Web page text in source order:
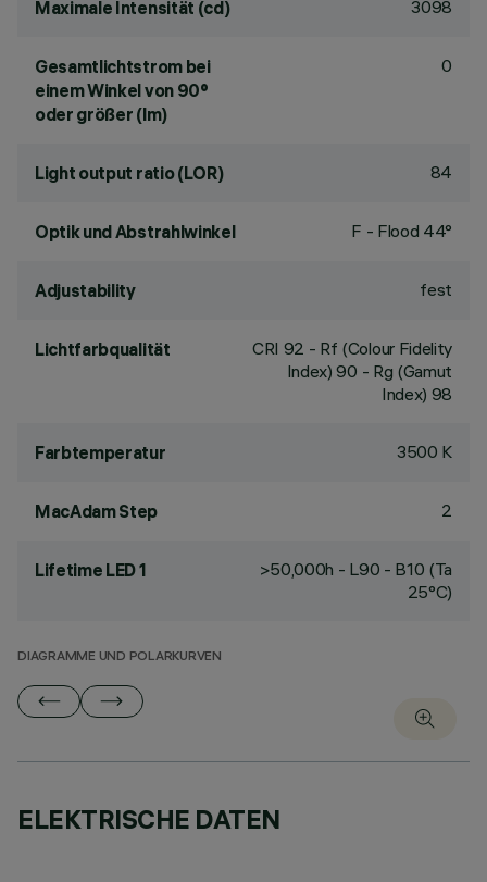
Maximale Intensität (cd) 3098
Gesamtlichtstrom bei
einem Winkel von 90°
oder größer (lm)
0
Light output ratio (LOR) 84
Optik und Abstrahlwinkel F - Flood 44°
Adjustability fest
Lichtfarbqualität CRI 92 - Rf (Colour Fidelity
Index) 90 - Rg (Gamut
Index) 98
Farbtemperatur 3500 K
MacAdam Step 2
Lifetime LED 1
>50,000h - L90 - B10 (Ta
25°C)
DIAGRAMME UND POLARKURVEN
ELEKTRISCHE DATEN